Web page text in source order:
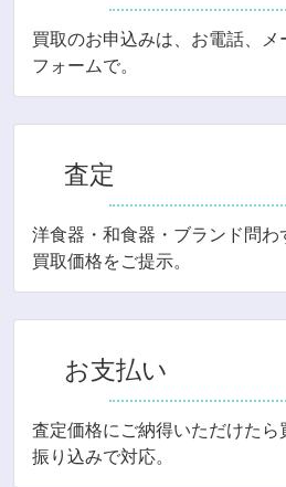
買取のお申込みは、お電話、
フォームで。
査定
洋食器・和食器・ブランド問
買取価格をご提示。
お支払い
査定価格にご納得いただけた
振り込みで対応。